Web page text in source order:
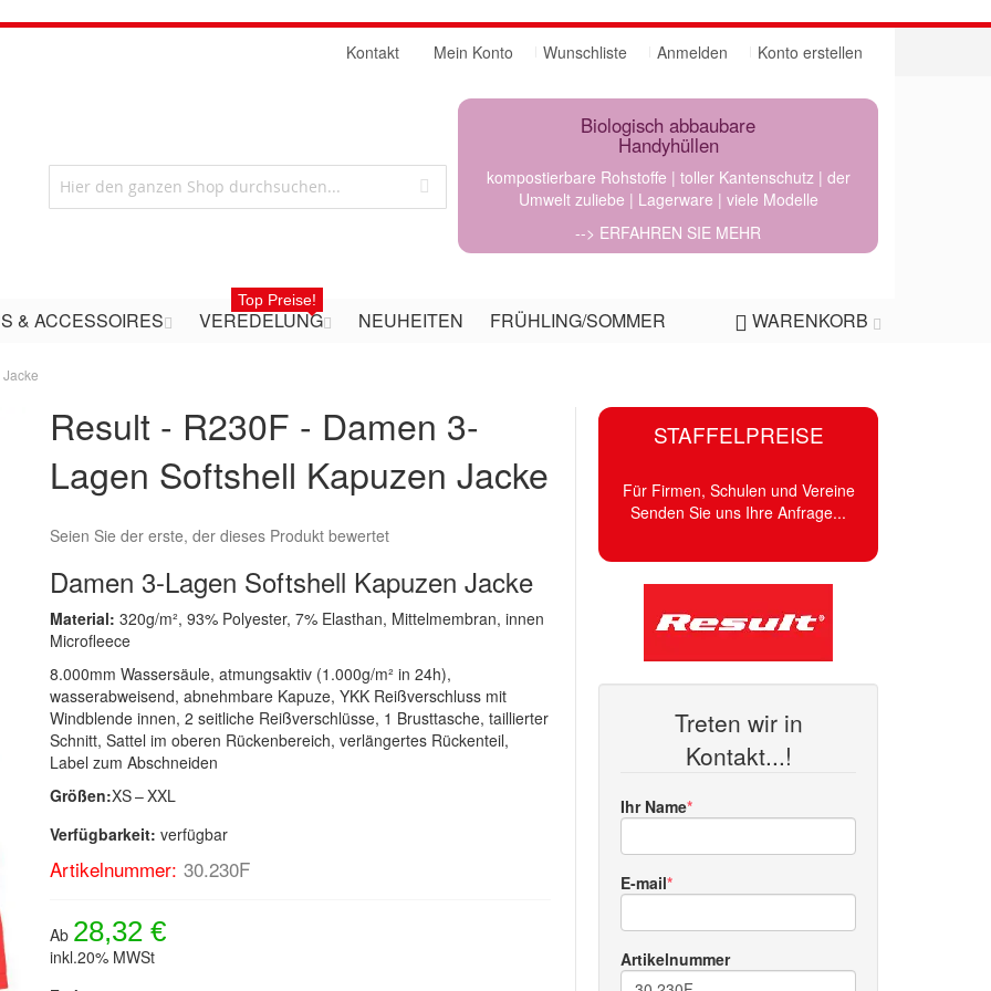
Mein Konto Wunschliste Anmelden Konto erstellen
Kontakt
Biologisch abbaubare
Handyhüllen
kompostierbare Rohstoffe | toller Kantenschutz | der
Umwelt zuliebe | Lagerware | viele Modelle
--> ERFAHREN SIE MEHR
WARENKORB
& ACCESSOIRES VEREDELUNG
Top Preise!
NEUHEITEN FRÜHLING/SOMMER
Result - R230F - Damen 3-
Lagen Softshell Kapuzen Jacke
Seien Sie der erste, der dieses Produkt bewertet
Damen 3-Lagen Softshell Kapuzen Jacke
Material: 320g/m², 93% Polyester, 7% Elasthan, Mittelmembran, innen
Microfleece
8.000mm Wassersäule, atmungsaktiv (1.000g/m² in 24h),
wasserabweisend, abnehmbare Kapuze, YKK Reißverschluss mit
Windblende innen, 2 seitliche Reißverschlüsse, 1 Brusttasche, taillierter
Schnitt, Sattel im oberen Rückenbereich, verlängertes Rückenteil,
Label zum Abschneiden
Größen:XS – XXL
Verfügbarkeit: verfügbar
Artikelnummer: 30.230F
Ab 28,32 €
inkl.20% MWSt
STAFFELPREISE
Für Firmen, Schulen und Vereine
Senden Sie uns Ihre Anfrage...
Treten wir in
Kontakt...!
Ihr Name
E-mail
Artikelnummer